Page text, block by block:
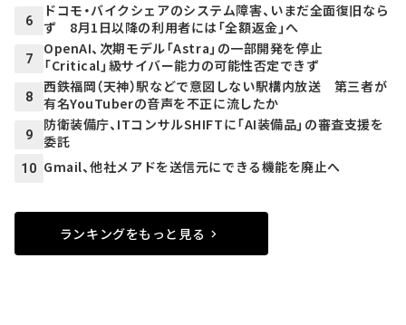
6
ドコモ・バイクシェアのシステム障害、いまだ全面復旧なら
ず 8月1日以降の利用者には「全額返金」へ
7
OpenAI、次期モデル「Astra」の一部開発を停止
「Critical」級サイバー能力の可能性否定できず
8
西鉄福岡（天神）駅などで意図しない駅構内放送 第三者が
有名YouTuberの音声を不正に流したか
9
防衛装備庁、ITコンサルSHIFTに「AI装備品」の審査支援を
委託
10 Gmail、他社メアドを送信元にできる機能を廃止へ
ランキングをもっと見る